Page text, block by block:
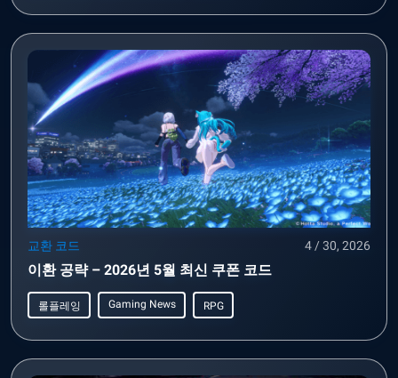
교환 코드 4 / 30, 2026
이환 공략 – 2026년 5월 최신 쿠폰 코드
롤플레잉 Gaming News RPG